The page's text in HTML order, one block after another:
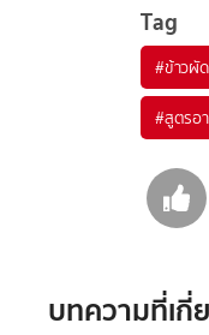
Tag
#ข้าวผัด
#สูตรอ
บทความที่เกี่